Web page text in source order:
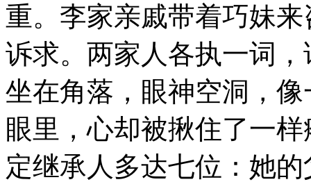
重。李家亲戚带着巧妹
诉求。两家人各执一词
坐在角落，眼神空洞，
眼里，心却被揪住了一
定继承人多达七位：她